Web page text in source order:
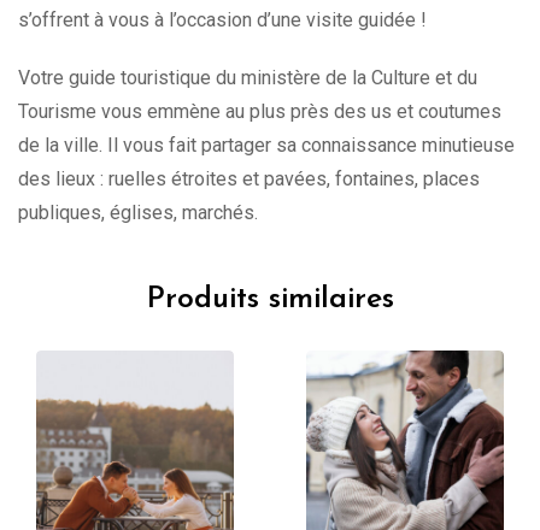
s’offrent à vous à l’occasion d’une visite guidée !
Votre guide touristique du ministère de la Culture et du
Tourisme vous emmène au plus près des us et coutumes
de la ville. Il vous fait partager sa connaissance minutieuse
des lieux : ruelles étroites et pavées, fontaines, places
publiques, églises, marchés.
Produits similaires